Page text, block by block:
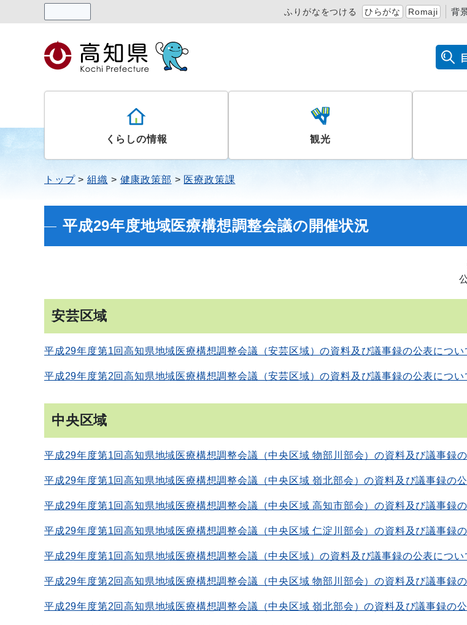
ふりがなをつける ひらがな Romaji 背
くらしの情報 観光
トップ 組織 健康政策部 医療政策課
平成29年度地域医療構想調整会議の開催状況
安芸区域
平成29年度第1回高知県地域医療構想調整会議（安芸区域）の資料及び議事録の公表につい
平成29年度第2回高知県地域医療構想調整会議（安芸区域）の資料及び議事録の公表につい
中央区域
平成29年度第1回高知県地域医療構想調整会議（中央区域 物部川部会）の資料及び議事録
平成29年度第1回高知県地域医療構想調整会議（中央区域 嶺北部会）の資料及び議事録の
平成29年度第1回高知県地域医療構想調整会議（中央区域 高知市部会）の資料及び議事録
平成29年度第1回高知県地域医療構想調整会議（中央区域 仁淀川部会）の資料及び議事録
平成29年度第1回高知県地域医療構想調整会議（中央区域）の資料及び議事録の公表につい
平成29年度第2回高知県地域医療構想調整会議（中央区域 物部川部会）の資料及び議事録
平成29年度第2回高知県地域医療構想調整会議（中央区域 嶺北部会）の資料及び議事録の